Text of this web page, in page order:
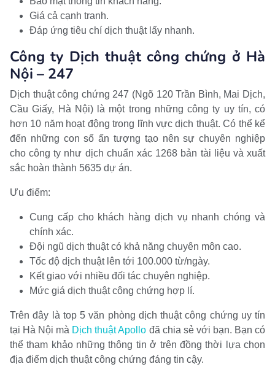
Giá cả cạnh tranh.
Đáp ứng tiêu chí dịch thuật lấy nhanh.
Công ty Dịch thuật công chứng ở Hà
Nội – 247
Dịch thuật công chứng 247 (Ngõ 120 Trần Bình, Mai Dịch,
Cầu Giấy, Hà Nội) là một trong những công ty uy tín, có
hơn 10 năm hoạt động trong lĩnh vực dịch thuật. Có thể kể
đến những con số ấn tượng tạo nên sự chuyên nghiệp
cho công ty như dịch chuẩn xác 1268 bản tài liệu và xuất
sắc hoàn thành 5635 dự án.
Ưu điểm:
Cung cấp cho khách hàng dịch vụ nhanh chóng và
chính xác.
Đội ngũ dịch thuật có khả năng chuyên môn cao.
Tốc độ dịch thuật lên tới 100.000 từ/ngày.
Kết giao với nhiều đối tác chuyên nghiệp.
Mức giá dịch thuật công chứng hợp lí.
Trên đây là top 5 văn phòng dịch thuật công chứng uy tín
tại Hà Nội mà Dịch thuật Apollo đã chia sẻ với bạn. Bạn có
thể tham khảo những thông tin ở trên đồng thời lựa chọn
địa điểm dịch thuật công chứng đáng tin cậy.